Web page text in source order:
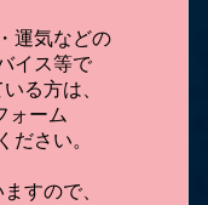
運気などの
イス等で
る方は、
ォーム
ださい。
すので、